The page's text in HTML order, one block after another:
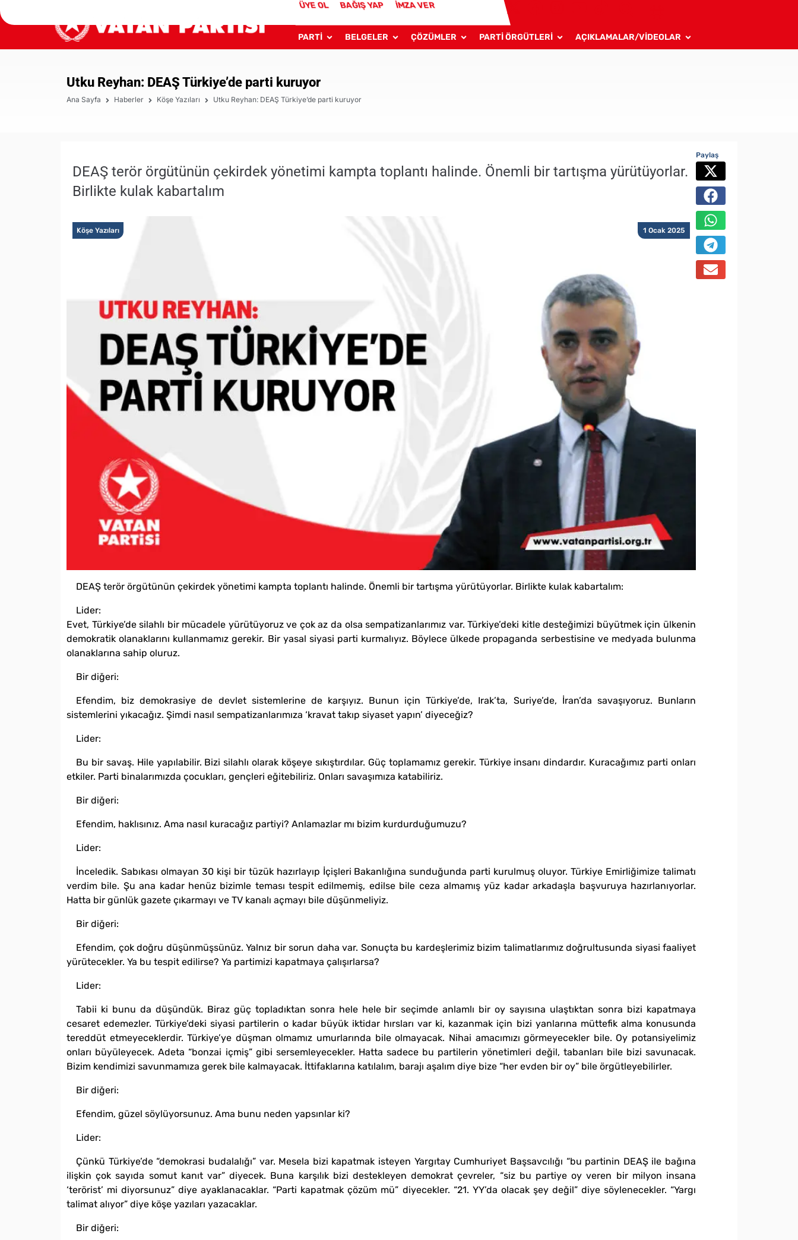
ÜYE OL BAĞIŞ YAP İMZA VER
PARTİ BELGELER ÇÖZÜMLER PARTİ ÖRGÜTLERİ AÇIKLAMALAR/VİDEOLAR
Utku Reyhan: DEAŞ Türkiye’de parti kuruyor
Ana Sayfa Haberler Köşe Yazıları Utku Reyhan: DEAŞ Türkiye’de parti kuruyor
DEAŞ terör örgütünün çekirdek yönetimi kampta toplantı halinde. Önemli bir tartışma yürütüyorlar.
Birlikte kulak kabartalım
1 Ocak 2025
Köşe Yazıları
DEAŞ terör örgütünün çekirdek yönetimi kampta toplantı halinde. Önemli bir tartışma yürütüyorlar. Birlikte kulak kabartalım:
Lider:
Evet, Türkiye’de silahlı bir mücadele yürütüyoruz ve çok az da olsa sempatizanlarımız var. Türkiye’deki kitle desteğimizi büyütmek için ülkenin
demokratik olanaklarını kullanmamız gerekir. Bir yasal siyasi parti kurmalıyız. Böylece ülkede propaganda serbestisine ve medyada bulunma
olanaklarına sahip oluruz.
Bir diğeri:
Efendim, biz demokrasiye de devlet sistemlerine de karşıyız. Bunun için Türkiye’de, Irak’ta, Suriye’de, İran’da savaşıyoruz. Bunların
sistemlerini yıkacağız. Şimdi nasıl sempatizanlarımıza ‘kravat takıp siyaset yapın’ diyeceğiz?
Lider:
Bu bir savaş. Hile yapılabilir. Bizi silahlı olarak köşeye sıkıştırdılar. Güç toplamamız gerekir. Türkiye insanı dindardır. Kuracağımız parti onları
etkiler. Parti binalarımızda çocukları, gençleri eğitebiliriz. Onları savaşımıza katabiliriz.
Bir diğeri:
Efendim, haklısınız. Ama nasıl kuracağız partiyi? Anlamazlar mı bizim kurdurduğumuzu?
Lider:
İnceledik. Sabıkası olmayan 30 kişi bir tüzük hazırlayıp İçişleri Bakanlığına sunduğunda parti kurulmuş oluyor. Türkiye Emirliğimize talimatı
verdim bile. Şu ana kadar henüz bizimle teması tespit edilmemiş, edilse bile ceza almamış yüz kadar arkadaşla başvuruya hazırlanıyorlar.
Hatta bir günlük gazete çıkarmayı ve TV kanalı açmayı bile düşünmeliyiz.
Bir diğeri:
Efendim, çok doğru düşünmüşsünüz. Yalnız bir sorun daha var. Sonuçta bu kardeşlerimiz bizim talimatlarımız doğrultusunda siyasi faaliyet
yürütecekler. Ya bu tespit edilirse? Ya partimizi kapatmaya çalışırlarsa?
Lider:
Tabii ki bunu da düşündük. Biraz güç topladıktan sonra hele hele bir seçimde anlamlı bir oy sayısına ulaştıktan sonra bizi kapatmaya
cesaret edemezler. Türkiye’deki siyasi partilerin o kadar büyük iktidar hırsları var ki, kazanmak için bizi yanlarına müttefik alma konusunda
tereddüt etmeyeceklerdir. Türkiye’ye düşman olmamız umurlarında bile olmayacak. Nihai amacımızı görmeyecekler bile. Oy potansiyelimiz
onları büyüleyecek. Adeta “bonzai içmiş” gibi sersemleyecekler. Hatta sadece bu partilerin yönetimleri değil, tabanları bile bizi savunacak.
Bizim kendimizi savunmamıza gerek bile kalmayacak. İttifaklarına katılalım, barajı aşalım diye bize “her evden bir oy” bile örgütleyebilirler.
Bir diğeri:
Efendim, güzel söylüyorsunuz. Ama bunu neden yapsınlar ki?
Lider:
Çünkü Türkiye’de “demokrasi budalalığı” var. Mesela bizi kapatmak isteyen Yargıtay Cumhuriyet Başsavcılığı “bu partinin DEAŞ ile bağına
ilişkin çok sayıda somut kanıt var” diyecek. Buna karşılık bizi destekleyen demokrat çevreler, “siz bu partiye oy veren bir milyon insana
‘terörist’ mi diyorsunuz” diye ayaklanacaklar. “Parti kapatmak çözüm mü” diyecekler. “21. YY’da olacak şey değil” diye söylenecekler. “Yargı
talimat alıyor” diye köşe yazıları yazacaklar.
Bir diğeri:
Paylaş